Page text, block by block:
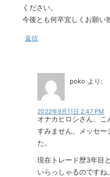
ください。
今後とも何卒宜しくお願い
返信
poko より:
2022年9月11日 2:47 PM
オナカヒロシさん、こ
すみません。メッセー
た。
現在トレード歴3年目
いらっしゃるのですね。